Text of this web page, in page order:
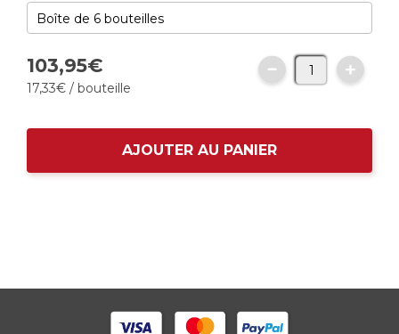
103,95€
17,33€ / bouteille
AJOUTER AU PANIER